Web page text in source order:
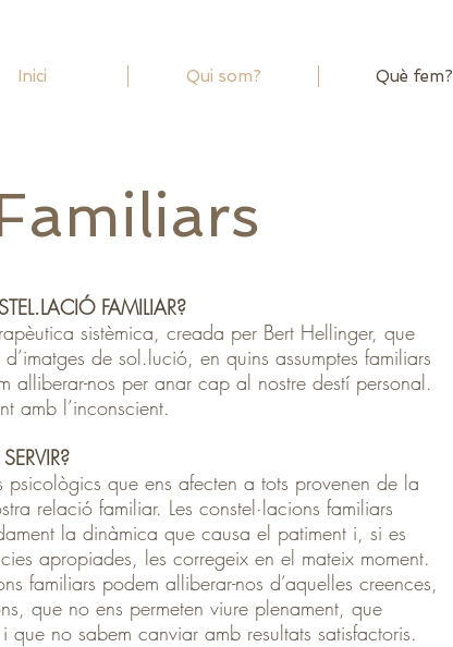
Inici Qui som? Què fem?
FAMILIAR?
sistèmica, creada per Bert Hellinger, que
de sol.lució, en quins assumptes familiars
alliberar-nos per anar cap al nostre destí personal.
amb l’inconscient.
psicològics que ens afecten a tots provenen de la
relació familiar. Les constel·lacions familiars
la dinàmica que causa el patiment i, si es
apropiades, les corregeix en el mateix moment.
familiars podem alliberar-nos d’aquelles creences,
que no ens permeten viure plenament, que
que no sabem canviar amb resultats satisfactoris.